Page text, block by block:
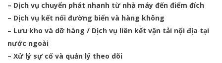
– Dịch vụ chuyển phát nhanh từ nhà máy đến điểm đích
– Dịch vụ kết nối đường biển và hàng không
– Lưu kho và dỡ hàng / Dịch vụ liên kết vận tải nội địa tại
nước ngoài
– Xử lý sự cố và quản lý theo dõi